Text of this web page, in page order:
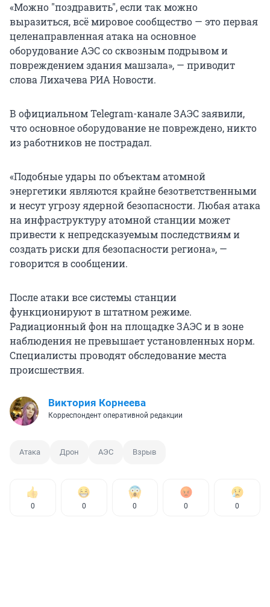
«Можно "поздравить", если так можно
выразиться, всё мировое сообщество — это первая
целенаправленная атака на основное
оборудование АЭС со сквозным подрывом и
повреждением здания машзала», — приводит
слова Лихачева РИА Новости.
В официальном Telegram-канале ЗАЭС заявили,
что основное оборудование не повреждено, никто
из работников не пострадал.
«Подобные удары по объектам атомной
энергетики являются крайне безответственными
и несут угрозу ядерной безопасности. Любая атака
на инфраструктуру атомной станции может
привести к непредсказуемым последствиям и
создать риски для безопасности региона», —
говорится в сообщении.
После атаки все системы станции
функционируют в штатном режиме.
Радиационный фон на площадке ЗАЭС и в зоне
наблюдения не превышает установленных норм.
Специалисты проводят обследование места
происшествия.
Виктория Корнеева
Корреспондент оперативной редакции
Атака Дрон АЭС Взрыв
0 0 0 0 0